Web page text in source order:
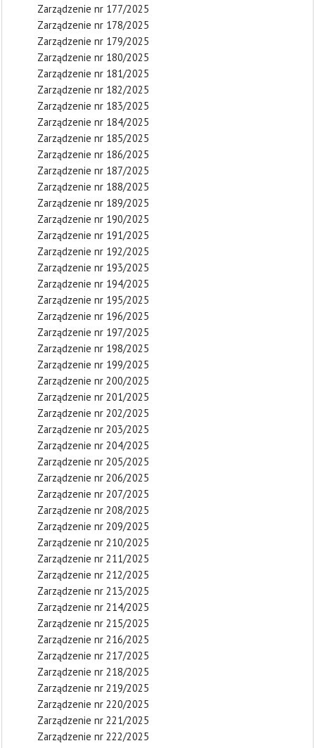
Zarządzenie nr 177/2025
Zarządzenie nr 178/2025
Zarządzenie nr 179/2025
Zarządzenie nr 180/2025
Zarządzenie nr 181/2025
Zarządzenie nr 182/2025
Zarządzenie nr 183/2025
Zarządzenie nr 184/2025
Zarządzenie nr 185/2025
Zarządzenie nr 186/2025
Zarządzenie nr 187/2025
Zarządzenie nr 188/2025
Zarządzenie nr 189/2025
Zarządzenie nr 190/2025
Zarządzenie nr 191/2025
Zarządzenie nr 192/2025
Zarządzenie nr 193/2025
Zarządzenie nr 194/2025
Zarządzenie nr 195/2025
Zarządzenie nr 196/2025
Zarządzenie nr 197/2025
Zarządzenie nr 198/2025
Zarządzenie nr 199/2025
Zarządzenie nr 200/2025
Zarządzenie nr 201/2025
Zarządzenie nr 202/2025
Zarządzenie nr 203/2025
Zarządzenie nr 204/2025
Zarządzenie nr 205/2025
Zarządzenie nr 206/2025
Zarządzenie nr 207/2025
Zarządzenie nr 208/2025
Zarządzenie nr 209/2025
Zarządzenie nr 210/2025
Zarządzenie nr 211/2025
Zarządzenie nr 212/2025
Zarządzenie nr 213/2025
Zarządzenie nr 214/2025
Zarządzenie nr 215/2025
Zarządzenie nr 216/2025
Zarządzenie nr 217/2025
Zarządzenie nr 218/2025
Zarządzenie nr 219/2025
Zarządzenie nr 220/2025
Zarządzenie nr 221/2025
Zarządzenie nr 222/2025